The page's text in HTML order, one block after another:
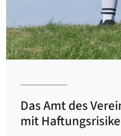
Das Amt des
mit